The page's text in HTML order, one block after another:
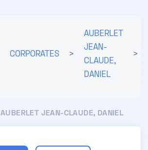
CORPORATES >
AUBERLET
JEAN-
CLAUDE,
DANIEL
>
AUBERLET JEAN-CLAUDE, DANIEL